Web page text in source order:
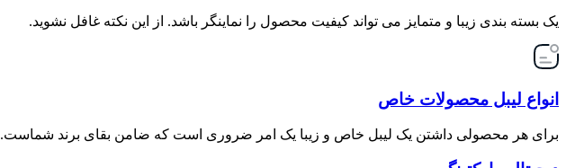
یک بسته بندی زیبا و متمایز می تواند کیفیت محصول را نماینگر باشد. از این نکته غافل نشوید.
انواع لیبل محصولات خاص
برای هر محصولی داشتن یک لیبل خاص و زیبا یک امر ضروری است که ضامن بقای برند شماست.